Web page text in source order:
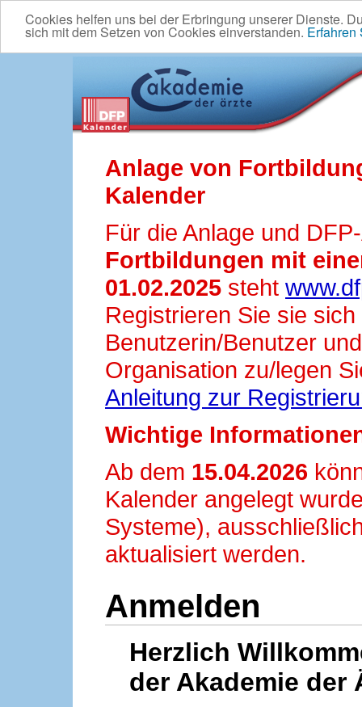
Cookies helfen uns bei der Erbringung unserer Dienste.
sich mit dem Setzen von Cookies einverstanden. Erfahren
Anlage von
Kalender
Für die Anlage und
Fortbildungen mit
01.02.2025 steht
Registrieren Sie sie
Benutzerin/Benutzer
Organisation zu/legen
Anleitung zur
Wichtige
Ab dem 15.04.2026
Kalender angelegt
Systeme),
aktualisiert werden.
Anmelden
Herzlich
der Akademie der